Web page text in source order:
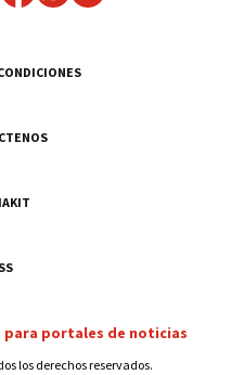
para portales de noticias
los derechos reservados.